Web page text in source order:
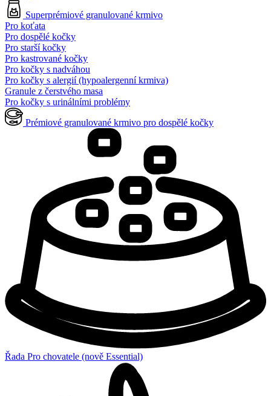
Superprémiové granulované krmivo
Pro koťata
Pro dospělé kočky
Pro starší kočky
Pro kastrované kočky
Pro kočky s nadváhou
Pro kočky s alergií (hypoalergenní krmiva)
Granule z čerstvého masa
Pro kočky s urinálními problémy
Prémiové granulované krmivo pro dospělé kočky
Řada Pro chovatele (nově Essential)